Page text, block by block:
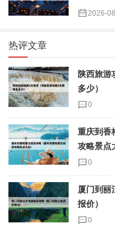
2026-
热评文章
陕西旅游
多少）
0
重庆到香
攻略景点
0
厦门到丽
报价）
0